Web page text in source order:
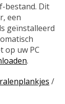
bestand. Dit
een
geïnstalleerd
op uw PC
.
/